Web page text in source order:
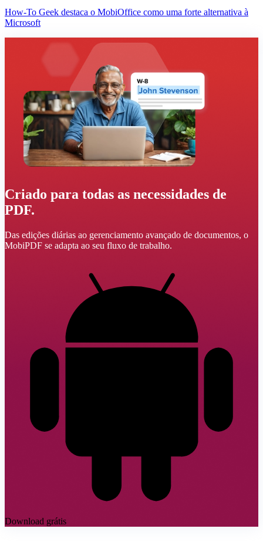
How-To Geek destaca o MobiOffice como uma forte alternativa à
Microsoft
Criado para todas as necessidades de
PDF.
Das edições diárias ao gerenciamento avançado de documentos, o
MobiPDF se adapta ao seu fluxo de trabalho.
Download grátis